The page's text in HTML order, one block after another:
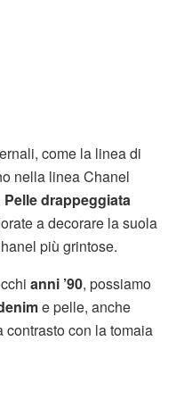
come la linea di
nella linea Chanel
Pelle drappeggiata
a decorare la suola
più grintose.
anni ’90, possiamo
e pelle, anche
contrasto con la tomaia